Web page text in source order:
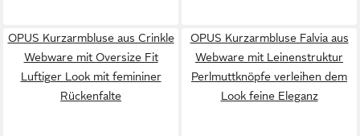
OPUS Kurzarmbluse aus Crinkle
Webware mit Oversize Fit
Luftiger Look mit femininer
Rückenfalte
OPUS Kurzarmbluse Falvia aus
Webware mit Leinenstruktur
Perlmuttknöpfe verleihen dem
Look feine Eleganz